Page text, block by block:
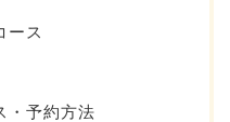
ース
・予約方法